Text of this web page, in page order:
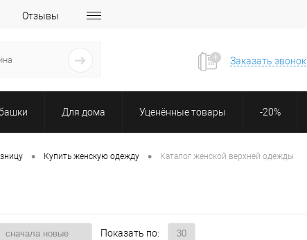
Отзывы
Заказать звонок
Для дома Уценённые товары -20%
• Купить женскую одежду • Каталог женской верхней одежды
Показать по: